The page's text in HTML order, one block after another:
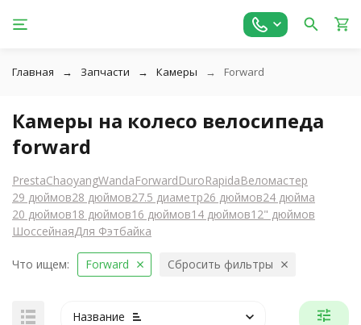
Главная Запчасти Камеры Forward
Камеры на колесо велосипеда
forward
PrestaChaoyangWandaForwardDuroRapidaВеломастер
29 дюймов28 дюймов27.5 диаметр26 дюймов24 дюйма
20 дюймов18 дюймов16 дюймов14 дюймов12" дюймов
ШоссейнаяДля Фэтбайка
Что ищем: Forward Сбросить фильтры
Название